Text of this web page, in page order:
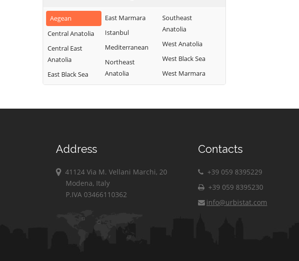
Aegean
Central Anatolia
Central East
Anatolia
East Black Sea
East Marmara
Istanbul
Mediterranean
Northeast
Anatolia
Southeast
Anatolia
West Anatolia
West Black Sea
West Marmara
Address
41124 Via M. Vellani Marchi, 20
Modena, Italy
P.IVA 03466110362
Contacts
+39 059 8395229
+39 059 8395230
info@urbistat.com